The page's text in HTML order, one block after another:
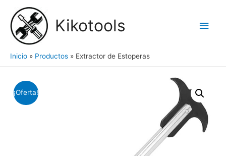
contenido
Kikotools
Inicio Productos Extractor de Estoperas
¡Oferta!